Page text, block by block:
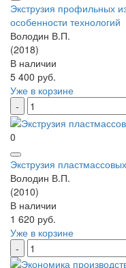
Экструзия профильных
особенности технологий
Володин В.П.
(2018)
В наличии
5 400 руб.
Уже в корзине
0
Экструзия
Володин В.П.
(2010)
В наличии
1 620 руб.
Уже в корзине